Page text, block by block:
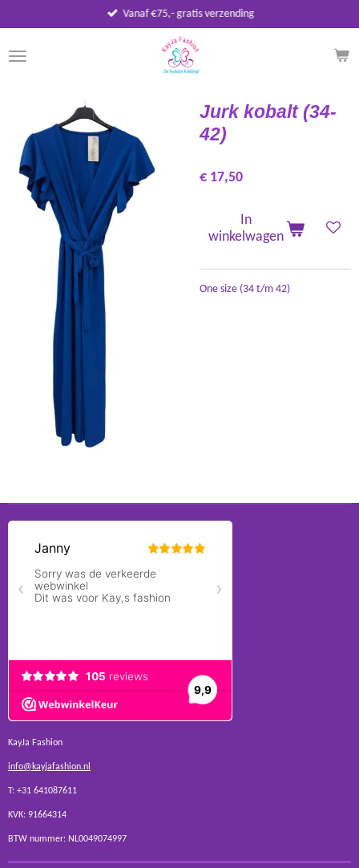
direct
naar
de
Vanaf €75,- gratis verzending
Jurk kobalt (34-
42)
€ 17,50
In
winkelwagen
One size (34 t/m 42)
KayJa Fashion
info@kayjafashion.nl
T: +31 641087611
KVK: 91664314
BTW nummer: NL0049074997